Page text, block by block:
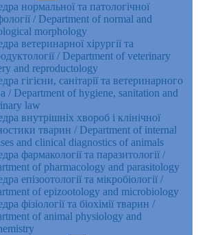
нормальної та патологічної
/ Department of normal and
morphology
ветеринарної хірургії та
/ Department of veterinary
and reproductology
гігієни, санітарії та ветеринарного
/ Department of hygiene, sanitation and
law
внутрішніх хвороб і клінічної
тварин / Department of internal
and clinical diagnostics of animals
фармакології та паразитології /
of pharmacology and parasitology
епізоотології та мікробіології /
of epizootology and microbiology
фізіології та біохімії тварин /
of animal physiology and